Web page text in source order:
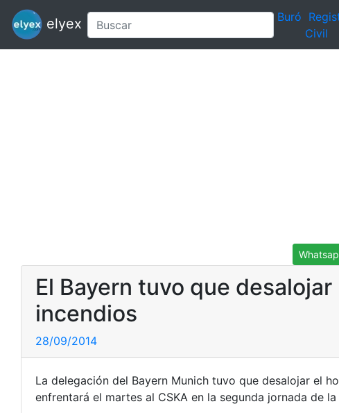
elyex Buró
Civil
El Bayern tuvo que
incendios
28/09/2014
La delegación del Bayern Munich tuvo que desalojar el
enfrentará el martes al CSKA en la segunda jornada de